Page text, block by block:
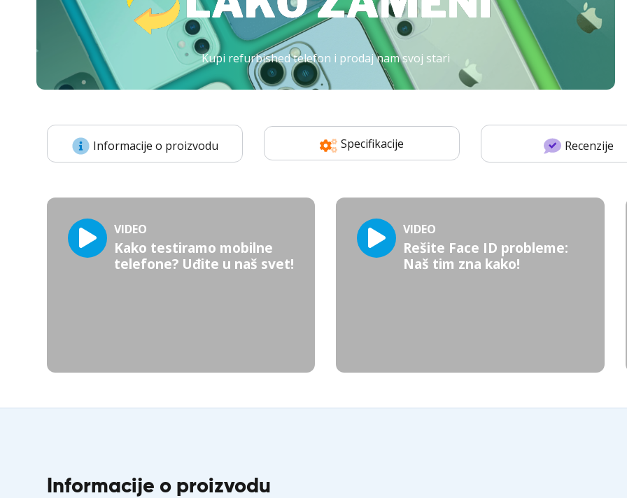
Kupi refurbished telefon i prodaj nam svoj stari
Informacije o proizvodu Specifikacije Recenzije
VIDEO
Kako testiramo mobilne
telefone? Uđite u naš svet!
VIDEO
Rešite Face ID probleme:
Naš tim zna kako!
Informacije o proizvodu